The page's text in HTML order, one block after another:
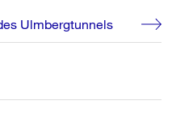
Ulmbergtunnels